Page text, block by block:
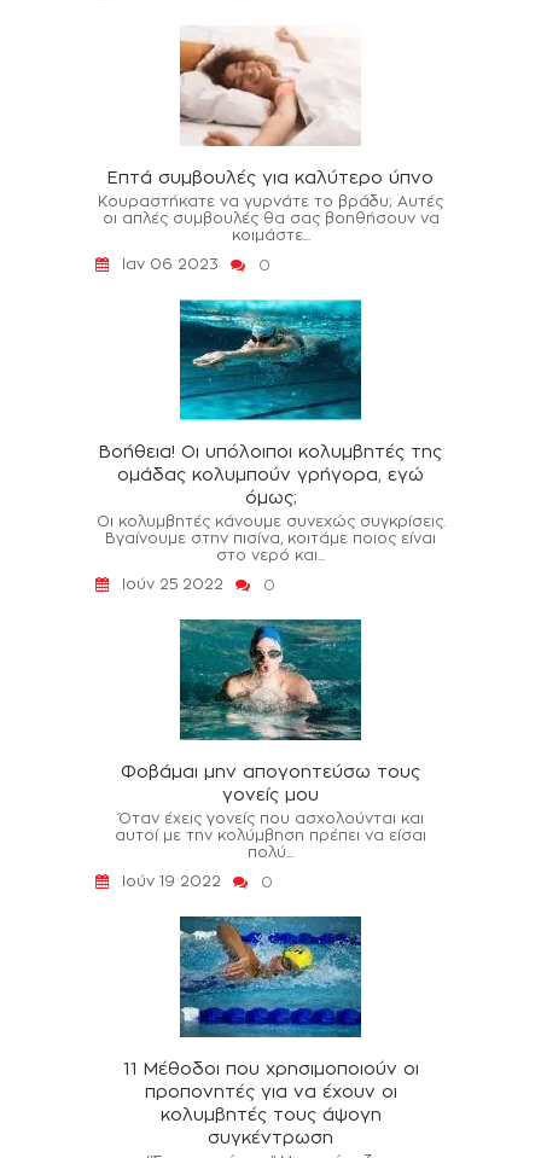
Επτά συμβουλές για καλύτερο ύπνο
Κουραστήκατε να γυρνάτε το βράδυ; Αυτές
οι απλές συμβουλές θα σας βοηθήσουν να
κοιμάστε...
Ιαν 06 2023
0
Βοήθεια! Οι υπόλοιποι κολυμβητές της
ομάδας κολυμπούν γρήγορα, εγώ
όμως;
Οι κολυμβητές κάνουμε συνεχώς συγκρίσεις.
Βγαίνουμε στην πισίνα, κοιτάμε ποιος είναι
στο νερό και...
Ιούν 25 2022
0
Φοβάμαι μην απογοητεύσω τους
γονείς μου
Όταν έχεις γονείς που ασχολούνται και
αυτοί με την κολύμβηση πρέπει να είσαι
πολύ...
Ιούν 19 2022
0
11 Μέθοδοι που χρησιμοποιούν οι
προπονητές για να έχουν οι
κολυμβητές τους άψογη
συγκέντρωση